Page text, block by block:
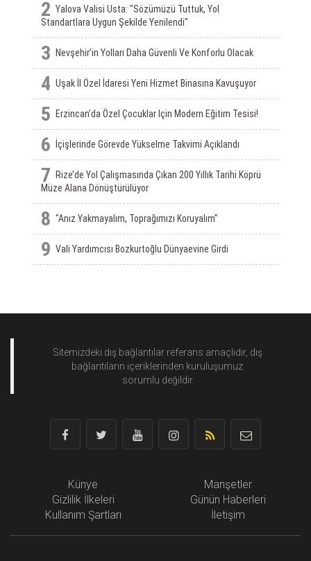
2 Yalova Valisi Usta: "Sözümüzü Tuttuk, Yol
Standartlara Uygun Şekilde Yenilendi"
3 Nevşehir’in Yolları Daha Güvenli Ve Konforlu Olacak
4 Uşak İl Özel İdaresi Yeni Hizmet Binasına Kavuşuyor
5 Erzincan’da Özel Çocuklar Için Modern Eğitim Tesisi!
6 İçişlerinde Görevde Yükselme Takvimi Açıklandı
7
Rize’de Yol Çalışmasında Çıkan 200 Yıllık Tarihi Köprü
Müze Alana Dönüştürülüyor
8 "Anız Yakmayalım, Toprağımızı Koruyalım"
9 Vali Yardımcısı Bozkurtoğlu Dünyaevine Girdi
Sitemizdeki dış bağlantılar referans amaçlıdır, dış
bağlantıların içeriklerinden kuruluşumuz
sorumlu değildir
Künye
Gizlilik İlkeleri
Kullanım Şartları
Manşetler
Günün Haberleri
İletişim